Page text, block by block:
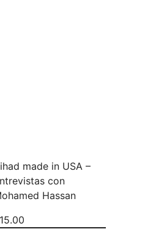
made in USA –
con
Hassan